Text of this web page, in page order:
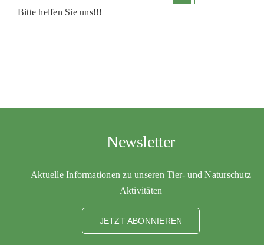
Bitte helfen Sie uns!!!
Newsletter
Aktuelle Informationen zu unseren Tier- und Naturschutz
Aktivitäten
JETZT ABONNIEREN